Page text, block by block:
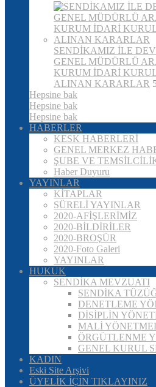
SENDİKAMIZ İLE
GENEL MÜDÜRLÜ
KURUM İDARİ
ALINAN KARARLAR
Hepsine bak
Hepsine bak
Hepsine bak
HABERLER
KESK HABERLERİ
GENEL MERKEZ
ŞUBE VE
Haber Duyuru
YAYINLAR
KİTAPLAR
SÜRELİ YAYINLAR
2020-AFİŞLERİMİZ
2020-BİLDİRİLER
2020-BROŞÜR
2020-Foto Galeri
YAYINLAR
HUKUK
SENDİKA MEVZUATI
SENDİKA
DENETLEME
DİSİPLİN
MALİ
ÖRGÜTLENME
GENEL KURUL
KADIN
Eski Site Arşivi
ÜYELİK İÇİN TIKLAYINIZ